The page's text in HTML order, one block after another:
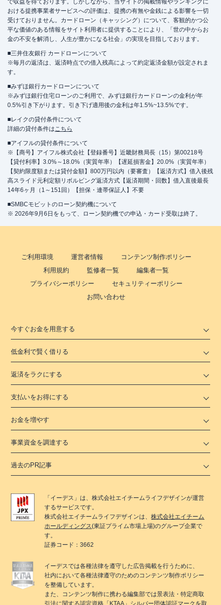
で収益を得ております。しかしながら、当サイトの掲載情報やランキングに
おける提携事業者サービスへの評価は、提携の有無や金銭による影響を一切
受けておりません。カードローン（キャッシング）について、客観的かつ公
平な価値のある情報をサイト利用者に提供することにより、「世の中からお
金の不安を解消し、人生が豊かになる社会」の実現を目指しております。
■三井住友銀行 カードローンについて
※毎月の返済は、返済時点での借入残高によって約定返済金額が設定されま
す。
■みずほ銀行カードローンについて
※みずほ銀行住宅ローンのご利用で、みずほ銀行カードローンの金利が年
0.5%引き下がります。引き下げ適用後の金利は年1.5%~13.5%です。
■レイクの貸付条件について
詳細の貸付条件はこちら
■アイフルの貸付条件について
※【商号】アイフル株式会社【登録番号】近畿財務局長（15）第00218号
【貸付利率】3.0%～18.0%（実質年率）【遅延損害金】20.0%（実質年率）
【契約限度額または貸付金額】800万円以内（要審査）【返済方式】借入後残
高スライド元利定額リボルビング返済方式【返済期間・回数】借入直後最長
14年6ヶ月（1～151回）【担保・連帯保証人】不要
■SMBCモビットのローン契約機について
※ 2026年9月6日をもって、ローン契約機での申込・カード受取は終了。
ご利用環境 運営者情報
コンテンツ制作ポリシー
利用規約
監修者一覧
編集者一覧
プライバシーポリシー
セキュリティーポリシー
お問い合わせ
今すぐお金を用意する
低金利で賢く借りる
返済をラクにする
支払いをお得にする
お金を増やす
事業資金を調達する
過去のPR記事
「 イーデス 」は、株式会社エイチームライフデザインが運営
するサービスです。
株式会社エイチームライフデザインは、株式会社エイチーム
ホールディングス(東証プライム市場上場)のグループ企業で
す。
証券コード：3662
イーデスでは各種法律を遵守した広告掲載を行うために、
社内において各種法律遵守のためのコンテンツ制作ポリシー
を整備しています。
また、コンテンツ制作に携わる編集部では景表法・特定商取
引法に関する認定資格「KTAA」 シルバー団体認証マークを取